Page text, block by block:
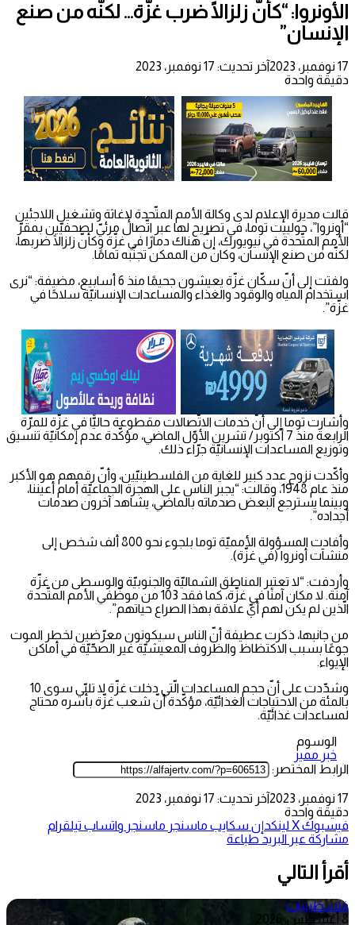
الأونروا: “كأنّ زلزالًا ضرب غزّة… لكنّه من صنع
الإنسان”
17 نوفمبر، 2023
آخر تحديث: 17 نوفمبر، 2023
دقيقة واحدة
قالت مديرة الإعلام لدى وكالة الأمم المتّحدة لإغاثة وتشغيل اللاجئين
“أونروا”، جولييت توما، في تصريح لها عبر اتّصال مرئيّ لصحفيّين بمقرّ
الأمم المتّحدة في نيويورك، إنّ هناك دمارًا في غزّة وكأنّ زلزالًا ضربها،
لكنّه من صنع الإنسان، وكان من الممكن تجنّبه تمامًا.
ولفتت إلى أنّ سكّان غزّة يعيشون جحيمًا منذ 6 أسابيع، مضيفة: “نرى
استخدام المياه والوقود والغذاء والمساعدات الإنسانيّة سلاحًا في
غزّة”.
وأشارت توما إلى أنّ خدمات الاتّصالات مقطوعة حاليًّا في غزّة للمرّة
الرابعة منذ 7 أكتوبر/ تشرين الأوّل الماضي، مؤكّدة عدم إمكانيّة تنسيق
وتوزيع المساعدات الإنسانيّة جرّاء ذلك.
وأكّدت نزوح عدد كبير للغاية من الفلسطينيّين، وأنّ رقمهم هو الأكبر
منذ عام 1948، وقالت: “يجبر الناس على الهجرة الجماعيّة أمام أعيننا،
وبينما يسترجع البعض صدماته بالماضي، يشاهد آخرون صدمات
أجداده”.
وأفادت المسؤولة الأمميّة توما بلجوء نحو 800 ألف شخص إلى
منشآت أونروا (في غزّة).
وأردفت: “لا تعتبر المناطق الشماليّة والجنوبيّة والوسطى من غزّة
آمنة. لا مكان آمنًا في غزّة، كما فقد 103 من موظّفي الأمم المتّحدة
الّذين لم يكن لهم أيّ علاقة بهذا الصراع حياتهم”.
من جانبها، ذكرت عطيفة أنّ الناس سيكونون معرّضين لخطر الموت
جوعًا بسبب الاكتظاظ والظروف المعيشيّة غير الصحّيّة في أماكن
الإيواء.
وشدّدت على أنّ حجم المساعدات الّتي دخلت غزّة لا تلبّي سوى 10
بالمئة من الاحتياجات الغذائيّة، مؤكّدة أنّ شعب غزّة بأسره محتاج
لمساعدات غذائيّة.
الوسوم
خبر مميز
الرابط المختصر:
17 نوفمبر، 2023
آخر تحديث: 17 نوفمبر، 2023
دقيقة واحدة
فيسبوك‫Xلينكدإن سكايب ماسنجر ماسنجر واتساب تيلقرام
مشاركة عبر البريد طباعة
أقرأ التالي
فلسطينيات
8 أغسطس، 2026